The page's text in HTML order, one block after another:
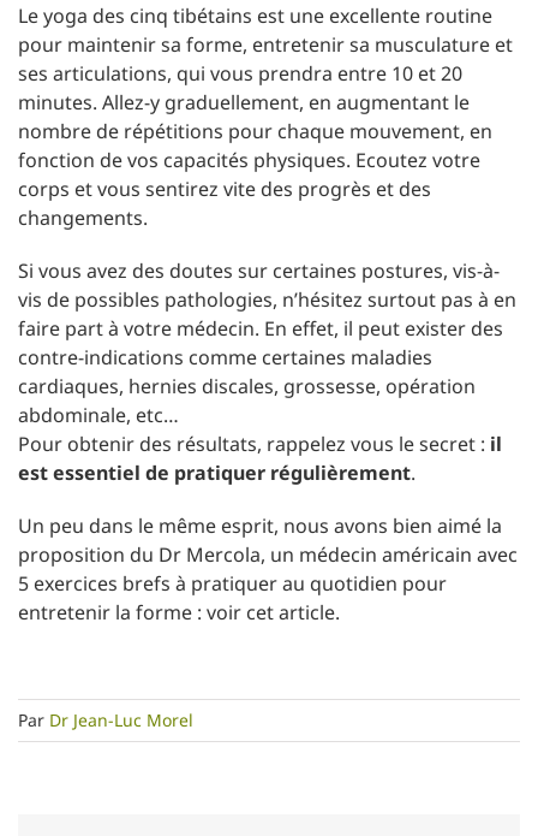
Le yoga des cinq tibétains est une excellente routine
pour maintenir sa forme, entretenir sa musculature et
ses articulations, qui vous prendra entre 10 et 20
minutes. Allez-y graduellement, en augmentant le
nombre de répétitions pour chaque mouvement, en
fonction de vos capacités physiques. Ecoutez votre
corps et vous sentirez vite des progrès et des
changements.
Si vous avez des doutes sur certaines postures, vis-à-
vis de possibles pathologies, n’hésitez surtout pas à en
faire part à votre médecin. En effet, il peut exister des
contre-indications comme certaines maladies
cardiaques, hernies discales, grossesse, opération
abdominale, etc…
Pour obtenir des résultats, rappelez vous le secret : il
est essentiel de pratiquer régulièrement.
Un peu dans le même esprit, nous avons bien aimé la
proposition du Dr Mercola, un médecin américain avec
5 exercices brefs à pratiquer au quotidien pour
entretenir la forme : voir cet article.
Par Dr Jean-Luc Morel